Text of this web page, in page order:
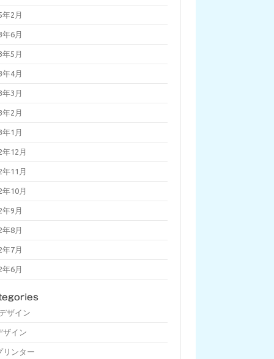
年2月
年6月
年5月
年4月
年3月
年2月
年1月
年12月
年11月
年10月
年9月
年8月
年7月
年6月
ザイン
ザイン
リンター